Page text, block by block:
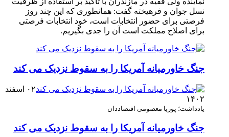
نسل جوان و فرهیخته گفت: همانطوری که این چند روز
فرصتی برای حضور انتخابات است، خود انتخابات فرصتی
برای اصلاح مملکت است آن را جدی بگیریم.
جنگ خاورمیانه آمریکا را به سقوط نزدیک می کند
۰۲ اسفند
۱۴۰۲
یادداشت؛ پوریا معصومی اقتصاددان
جنگ خاورمیانه آمریکا را به سقوط نزدیک می کند